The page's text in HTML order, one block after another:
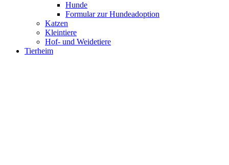
Hunde
Formular zur Hundeadoption
Katzen
Kleintiere
Hof- und Weidetiere
Tierheim